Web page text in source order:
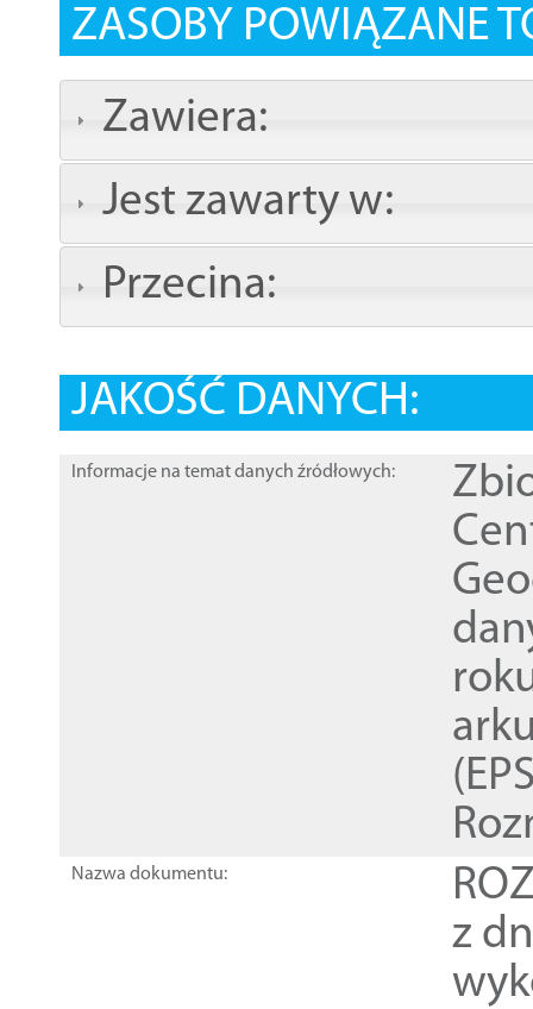
ZASOBY POWIĄZANE
Zawiera:
Jest zawarty w:
Przecina:
JAKOŚĆ DANYCH:
Informacje na temat danych źródłowych:
Nazwa dokumentu:
z